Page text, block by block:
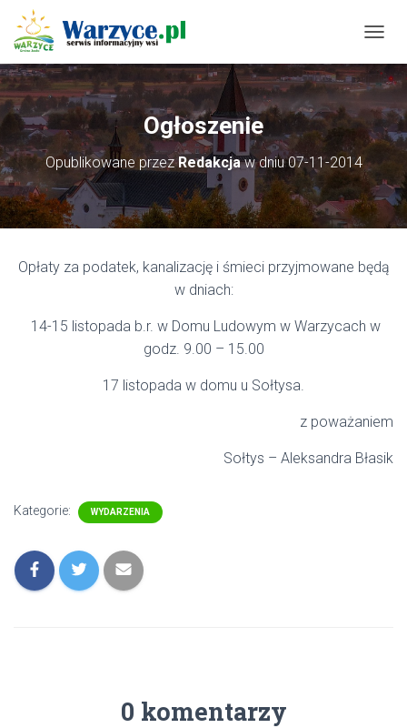
R
Z
Ą
Z
N
A
A
Ę
Ogłoszenie
Opublikowane przezRedakcjaw dniu07-11-2014
Opłaty za podatek, kanalizację i śmieci przyjmowane będą
w dniach:
14-15 listopada b.r. w Domu Ludowym w Warzycach w
godz. 9.00 – 15.00
17 listopada w domu u Sołtysa.
z poważaniem
Sołtys – Aleksandra Błasik
Kategorie: WYDARZENIA
0 komentarzy